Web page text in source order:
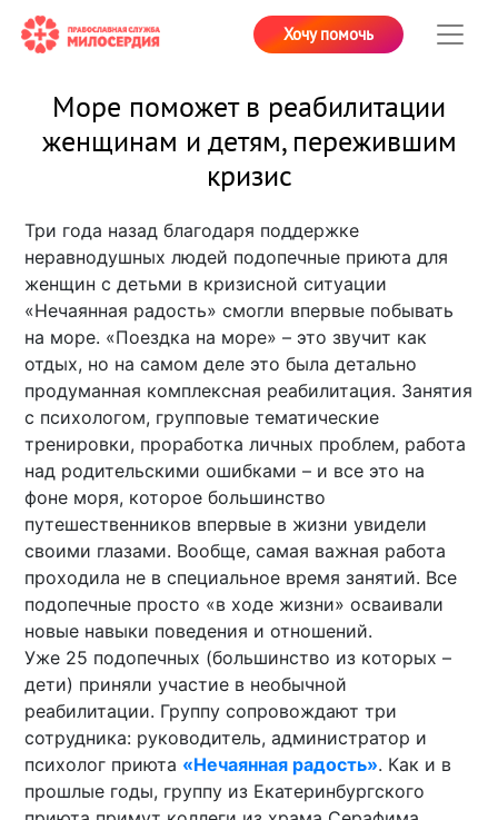
Хочу помочь
Море поможет в реабилитации
женщинам и детям, пережившим
кризис
Три года назад благодаря поддержке
неравнодушных людей подопечные приюта для
женщин с детьми в кризисной ситуации
«Нечаянная радость» смогли впервые побывать
на море. «Поездка на море» – это звучит как
отдых, но на самом деле это была детально
продуманная комплексная реабилитация. Занятия
с психологом, групповые тематические
тренировки, проработка личных проблем, работа
над родительскими ошибками – и все это на
фоне моря, которое большинство
путешественников впервые в жизни увидели
своими глазами. Вообще, самая важная работа
проходила не в специальное время занятий. Все
подопечные просто «в ходе жизни» осваивали
новые навыки поведения и отношений.
Уже 25 подопечных (большинство из которых –
дети) приняли участие в необычной
реабилитации. Группу сопровождают три
сотрудника: руководитель, администратор и
психолог приюта «Нечаянная радость». Как и в
прошлые годы, группу из Екатеринбургского